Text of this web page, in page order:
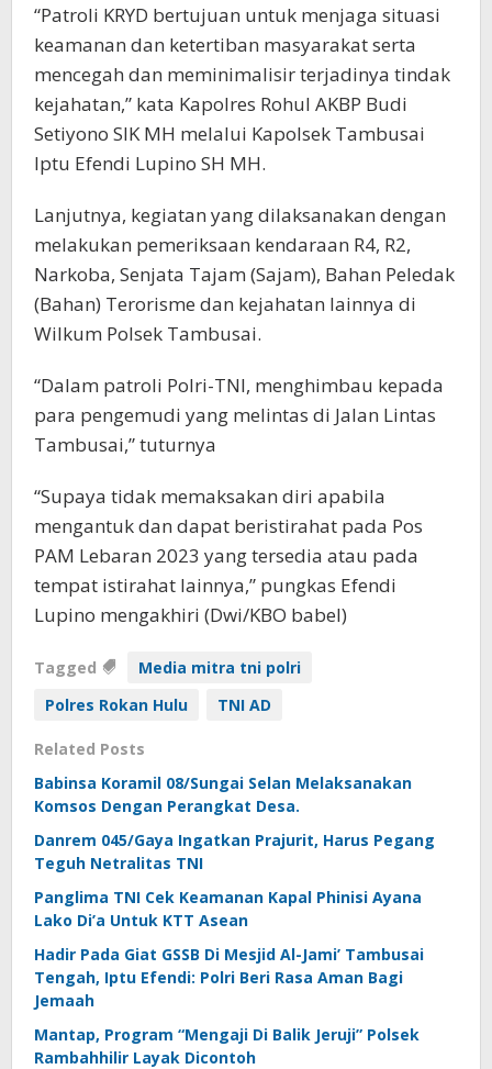
“Patroli KRYD bertujuan untuk menjaga situasi
keamanan dan ketertiban masyarakat serta
mencegah dan meminimalisir terjadinya tindak
kejahatan,” kata Kapolres Rohul AKBP Budi
Setiyono SIK MH melalui Kapolsek Tambusai
Iptu Efendi Lupino SH MH.
Lanjutnya, kegiatan yang dilaksanakan dengan
melakukan pemeriksaan kendaraan R4, R2,
Narkoba, Senjata Tajam (Sajam), Bahan Peledak
(Bahan) Terorisme dan kejahatan lainnya di
Wilkum Polsek Tambusai.
“Dalam patroli Polri-TNI, menghimbau kepada
para pengemudi yang melintas di Jalan Lintas
Tambusai,” tuturnya
“Supaya tidak memaksakan diri apabila
mengantuk dan dapat beristirahat pada Pos
PAM Lebaran 2023 yang tersedia atau pada
tempat istirahat lainnya,” pungkas Efendi
Lupino mengakhiri (Dwi/KBO babel)
Tagged
Media mitra tni polri
Polres Rokan Hulu
TNI AD
Related Posts
Babinsa Koramil 08/Sungai Selan Melaksanakan
Komsos Dengan Perangkat Desa.
Danrem 045/Gaya Ingatkan Prajurit, Harus Pegang
Teguh Netralitas TNI
Panglima TNI Cek Keamanan Kapal Phinisi Ayana
Lako Di’a Untuk KTT Asean
Hadir Pada Giat GSSB Di Mesjid Al-Jami’ Tambusai
Tengah, Iptu Efendi: Polri Beri Rasa Aman Bagi
Jemaah
Mantap, Program “Mengaji Di Balik Jeruji” Polsek
Rambahhilir Layak Dicontoh